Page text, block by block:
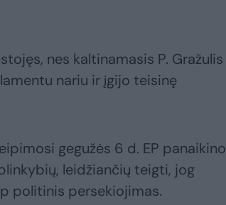
nes kaltinamasis P. Gražulis
nariu ir įgijo teisinę
gegužės 6 d. EP panaikino
leidžiančių teigti, jog
politinis persekiojimas.